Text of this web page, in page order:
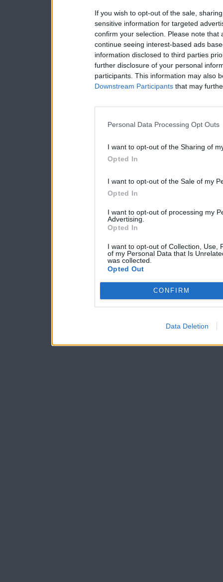
If you wish to opt-out of the sale,
sensitive information for targeted
confirm your selection. Please note
continue seeing interest-based ads
information disclosed to third parties
further disclosure of your personal
participants. This information may also
Downstream Participants that may
Personal Data Processing Opt Outs
I want to opt-out of the Sharing of
Opted In
I want to opt-out of the Sale of my
Opted In
I want to opt-out of processing my
Advertising.
Opted In
I want to opt-out of Collection, Use,
of my Personal Data that Is
was collected.
Opted Out
CONFIRM
Data Deletion